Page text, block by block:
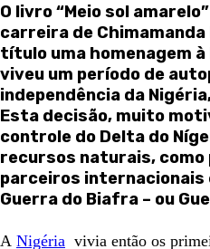
O livro“Meio sol amarelo”
carreira de
título uma homenagem à
viveu um período de
independência da
Esta decisão, muito
controle do Delta do
recursos naturais,
parceiros internacionais
Guerra do Biafra – ou
A Nigéria vivia então os